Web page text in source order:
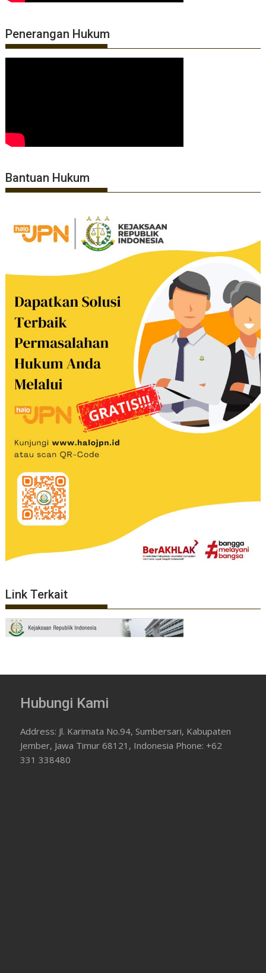
Penerangan Hukum
Bantuan Hukum
Link Terkait
Hubungi Kami
Address: Jl. Karimata No.94, Sumbersari, Kabupaten
Jember, Jawa Timur 68121, Indonesia Phone: +62
331 338480